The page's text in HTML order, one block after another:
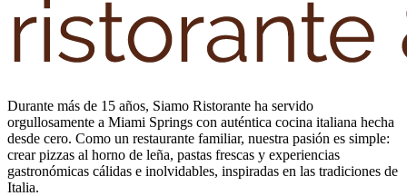
Durante más de 15 años, Siamo Ristorante ha servido
orgullosamente a Miami Springs con auténtica cocina italiana hecha
desde cero. Como un restaurante familiar, nuestra pasión es simple:
crear pizzas al horno de leña, pastas frescas y experiencias
gastronómicas cálidas e inolvidables, inspiradas en las tradiciones de
Italia.